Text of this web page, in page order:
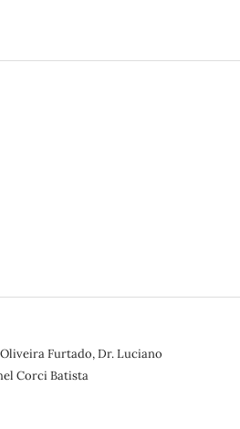
Furtado, Dr. Luciano
Corci Batista